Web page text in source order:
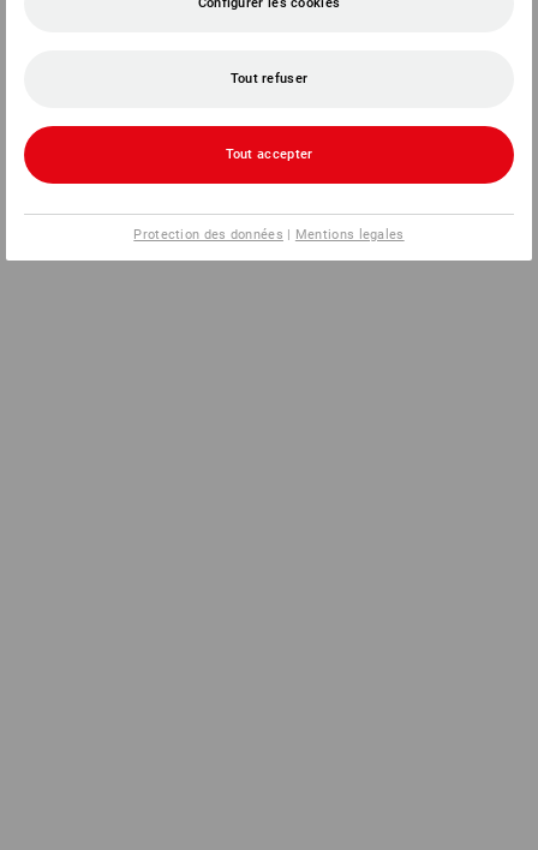
Tout refuser
Tout accepter
Protection des données | Mentions legales